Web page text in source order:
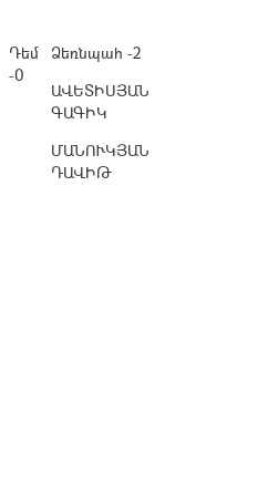
Դեմ
-0
Ձեռնպահ -2
ԱՎԵՏԻՍՅԱՆ
ԳԱԳԻԿ
ՄԱՆՈՒԿՅԱՆ
ԴԱՎԻԹ